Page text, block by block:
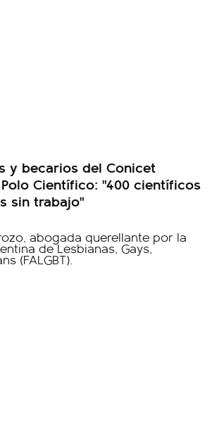
y becarios del Conicet
Científico: "400 científicos
sin trabajo"